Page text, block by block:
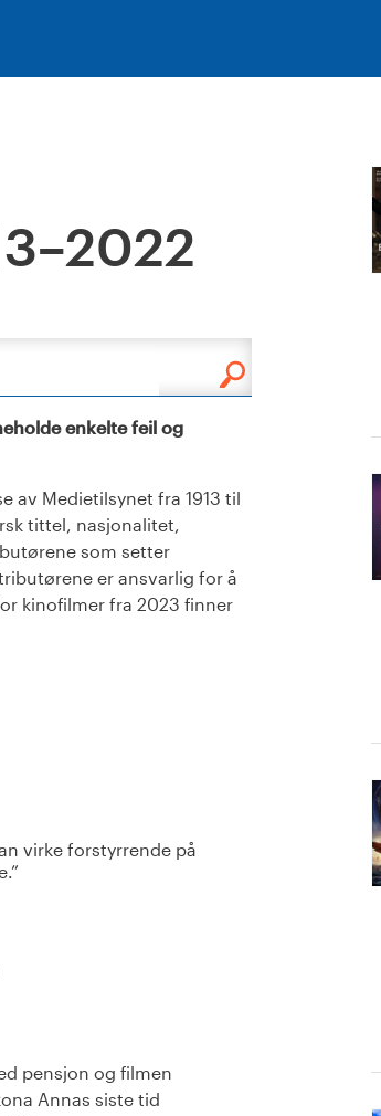
enkelte feil og
av Medietilsynet fra 1913 til
tittel, nasjonalitet,
som setter
er ansvarlig for å
kinofilmer fra 2023 finner
virke forstyrrende på
pensjon og filmen
Annas siste tid